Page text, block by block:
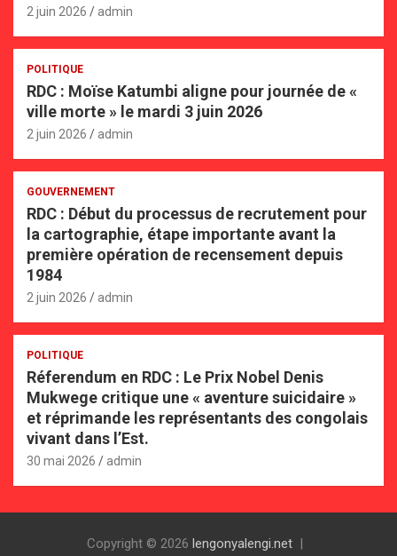
2 juin 2026 admin
POLITIQUE
RDC : Moïse Katumbi aligne pour journée de «
ville morte » le mardi 3 juin 2026
2 juin 2026 admin
GOUVERNEMENT
RDC : Début du processus de recrutement pour
la cartographie, étape importante avant la
première opération de recensement depuis
1984
2 juin 2026 admin
POLITIQUE
Réferendum en RDC : Le Prix Nobel Denis
Mukwege critique une « aventure suicidaire »
et réprimande les représentants des congolais
vivant dans l’Est.
30 mai 2026 admin
Copyright © 2026 lengonyalengi.net